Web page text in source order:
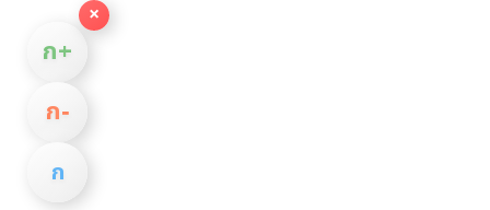
×
ก+
ก−
ก